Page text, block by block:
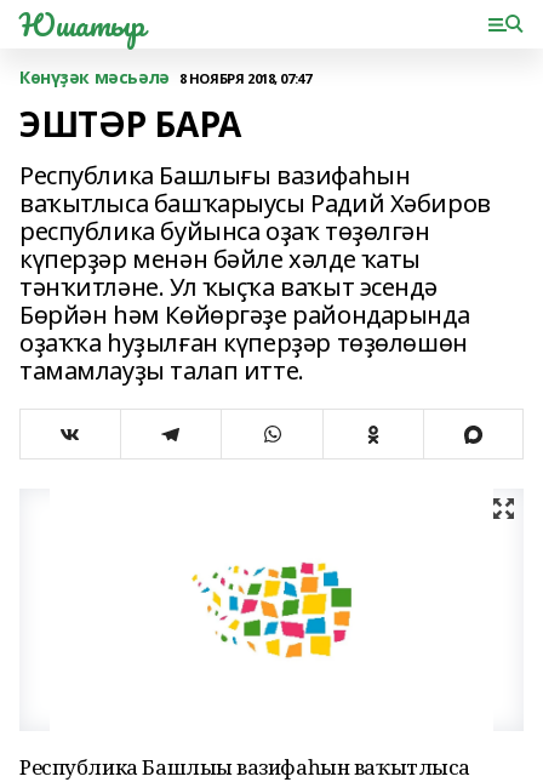
Юшатыр
Көнүҙәк мәсьәлә 8 НОЯБРЯ 2018, 07:47
ЭШТӘР БАРА
Республика Башлығы вазифаһын
ваҡытлыса башҡарыусы Радий Хәбиров
республика буйынса оҙаҡ төҙөлгән
күперҙәр менән бәйле хәлде ҡаты
тәнҡитләне. Ул ҡыҫҡа ваҡыт эсендә
Бөрйән һәм Көйөргәҙе райондарында
оҙаҡҡа һуҙылған күперҙәр төҙөлөшөн
тамамлауҙы талап итте.
Республика Башлығы вазифаһын ваҡытлыса